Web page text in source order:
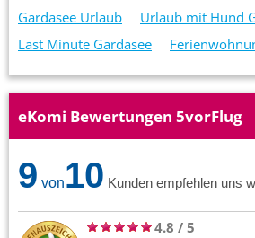
Gardasee Urlaub
Urlaub mit Hund
Last Minute Gardasee
eKomi Bewertungen 5vorFlug
9 von10 Kunden empfehlen uns
4.8 / 5